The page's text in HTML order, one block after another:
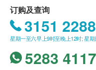
脂肪、不含胆固醇和
层$30。
偏远地区如离岛、
地区，将额外收取
账单总额未满
订购及查询
3151 2288
星期一至六早上9时至晚上12时; 星
5283 4117